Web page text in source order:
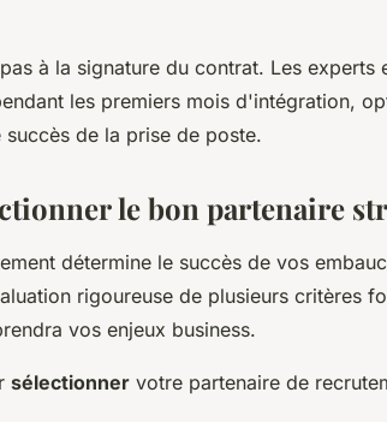
à la signature du contrat. Les experts
les premiers mois d'intégration,
succès de la prise de poste.
le bon partenaire
détermine le succès de vos
rigoureuse de plusieurs critères
vos enjeux business.
sélectionner votre partenaire de